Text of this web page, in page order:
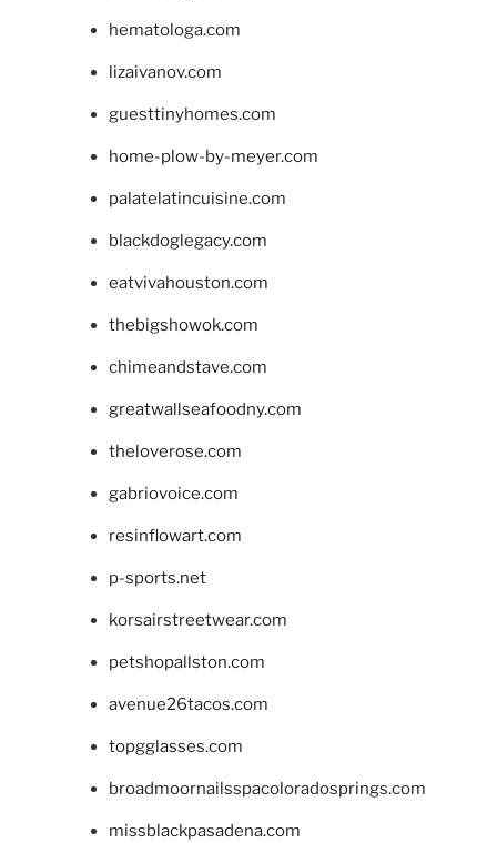
hematologa.com
lizaivanov.com
guesttinyhomes.com
home-plow-by-meyer.com
palatelatincuisine.com
blackdoglegacy.com
eatvivahouston.com
thebigshowok.com
chimeandstave.com
greatwallseafoodny.com
theloverose.com
gabriovoice.com
resinflowart.com
p-sports.net
korsairstreetwear.com
petshopallston.com
avenue26tacos.com
topgglasses.com
broadmoornailsspacoloradosprings.com
missblackpasadena.com